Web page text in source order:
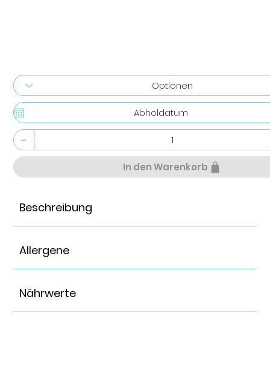
Nährwerte
Allergene
Beschreibung
In den Warenkorb
-